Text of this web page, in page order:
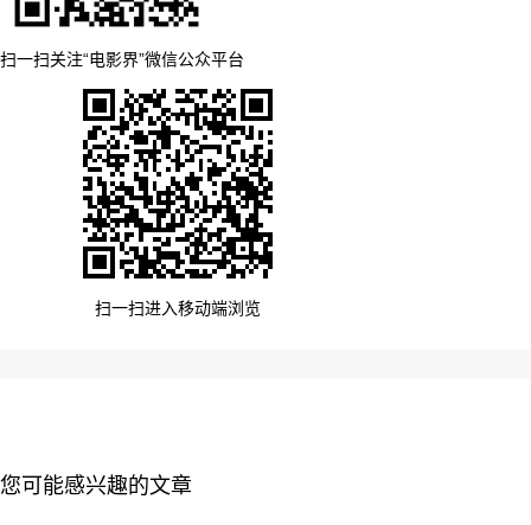
扫一扫关注“电影界”微信公众平台
扫一扫进入移动端浏览
您可能感兴趣的文章